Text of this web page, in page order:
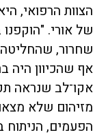
הצוות הרפואי,
של אורי.
שחרור, שהחליטה
אף שהכיוון היה
אקו־לב שנראה
מזיהום שלא
הפעמים, הניתוח